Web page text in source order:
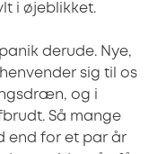
i øjeblikket.
derude. Nye,
sig til os
og i
Så mange
end for et par år